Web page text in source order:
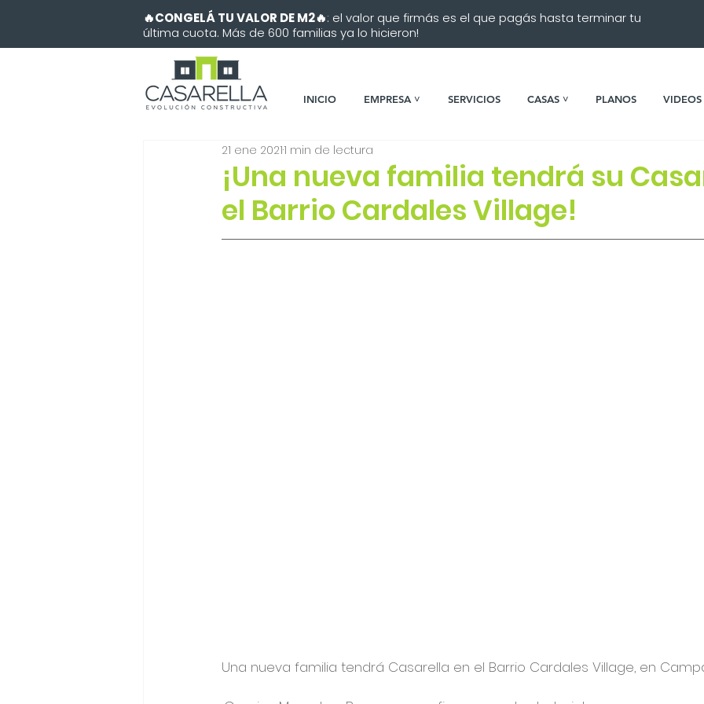
🔥CONGELÁ TU VALOR DE M2🔥: el valor que firmás es el que pagás hasta terminar tu
última cuota. Más de 600 familias ya lo hicieron!
INICIO EMPRESA ˅ SERVICIOS CASAS ˅ PLANOS
¡Una nueva familia tendrá su
el Barrio Cardales Village!
21 ene 20211 min de lectura
Una nueva familia tendrá Casarella en el Barrio Cardales Village, en